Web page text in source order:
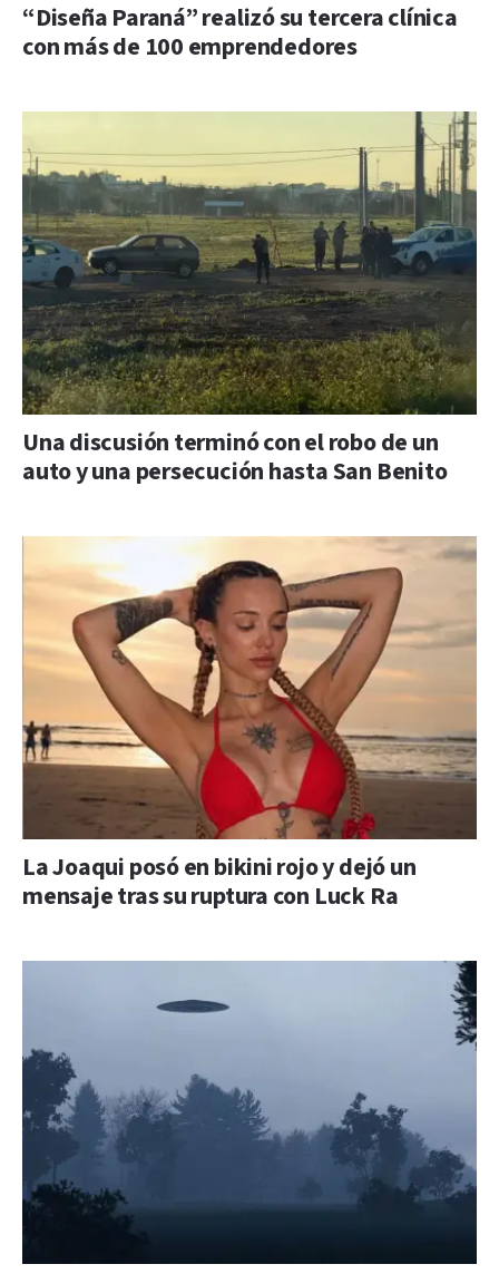
“Diseña Paraná” realizó su tercera clínica
con más de 100 emprendedores
Una discusión terminó con el robo de un
auto y una persecución hasta San Benito
La Joaqui posó en bikini rojo y dejó un
mensaje tras su ruptura con Luck Ra